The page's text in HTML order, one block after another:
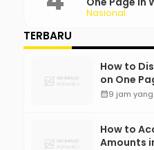
Nasional
TERBARU
How to
on One
calendar_month9 jam
How to
Amounts